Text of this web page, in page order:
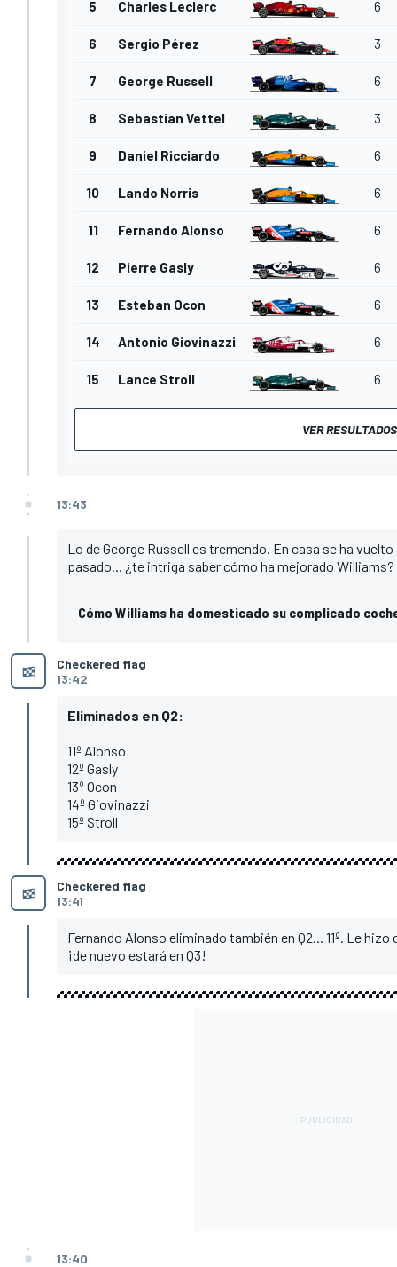
5 Charles Leclerc 6
6 Sergio Pérez 3
7 George Russell 6
8 Sebastian Vettel 3
9 Daniel Ricciardo 6
10 Lando Norris 6
11 Fernando Alonso 6
12 Pierre Gasly 6
13 Esteban Ocon 6
14 Antonio Giovinazzi 6
15 Lance Stroll 6
VER RESULTADOS
13:43
Lo de George Russell es tremendo. En casa se ha
pasado... ¿te intriga saber cómo ha mejorado
Cómo Williams ha domesticado su complicado
Checkered flag
13:42
Eliminados en Q2:
11º Alonso
12º Gasly
13º Ocon
14º Giovinazzi
15º Stroll
Checkered flag
13:41
Fernando Alonso eliminado también en Q2... 11º. Le
¡de nuevo estará en Q3!
13:40